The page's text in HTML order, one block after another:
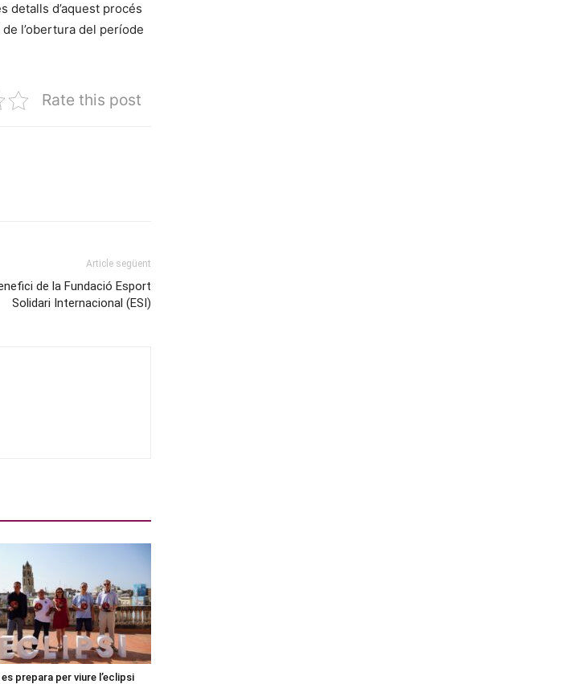
detalls d’aquest procés
l’obertura del període
Rate this post
Article següent
de la Fundació Esport
Solidari Internacional (ESI)
es prepara per viure l’eclipsi